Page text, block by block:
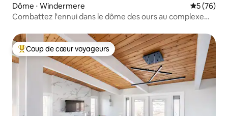
Dôme ⋅ Windermere
5 (76)
Combattez l'ennui dans le dôme des ours au complexe
Coups de cœur voyageurs les plus appréciés
Coup de cœur voyageurs